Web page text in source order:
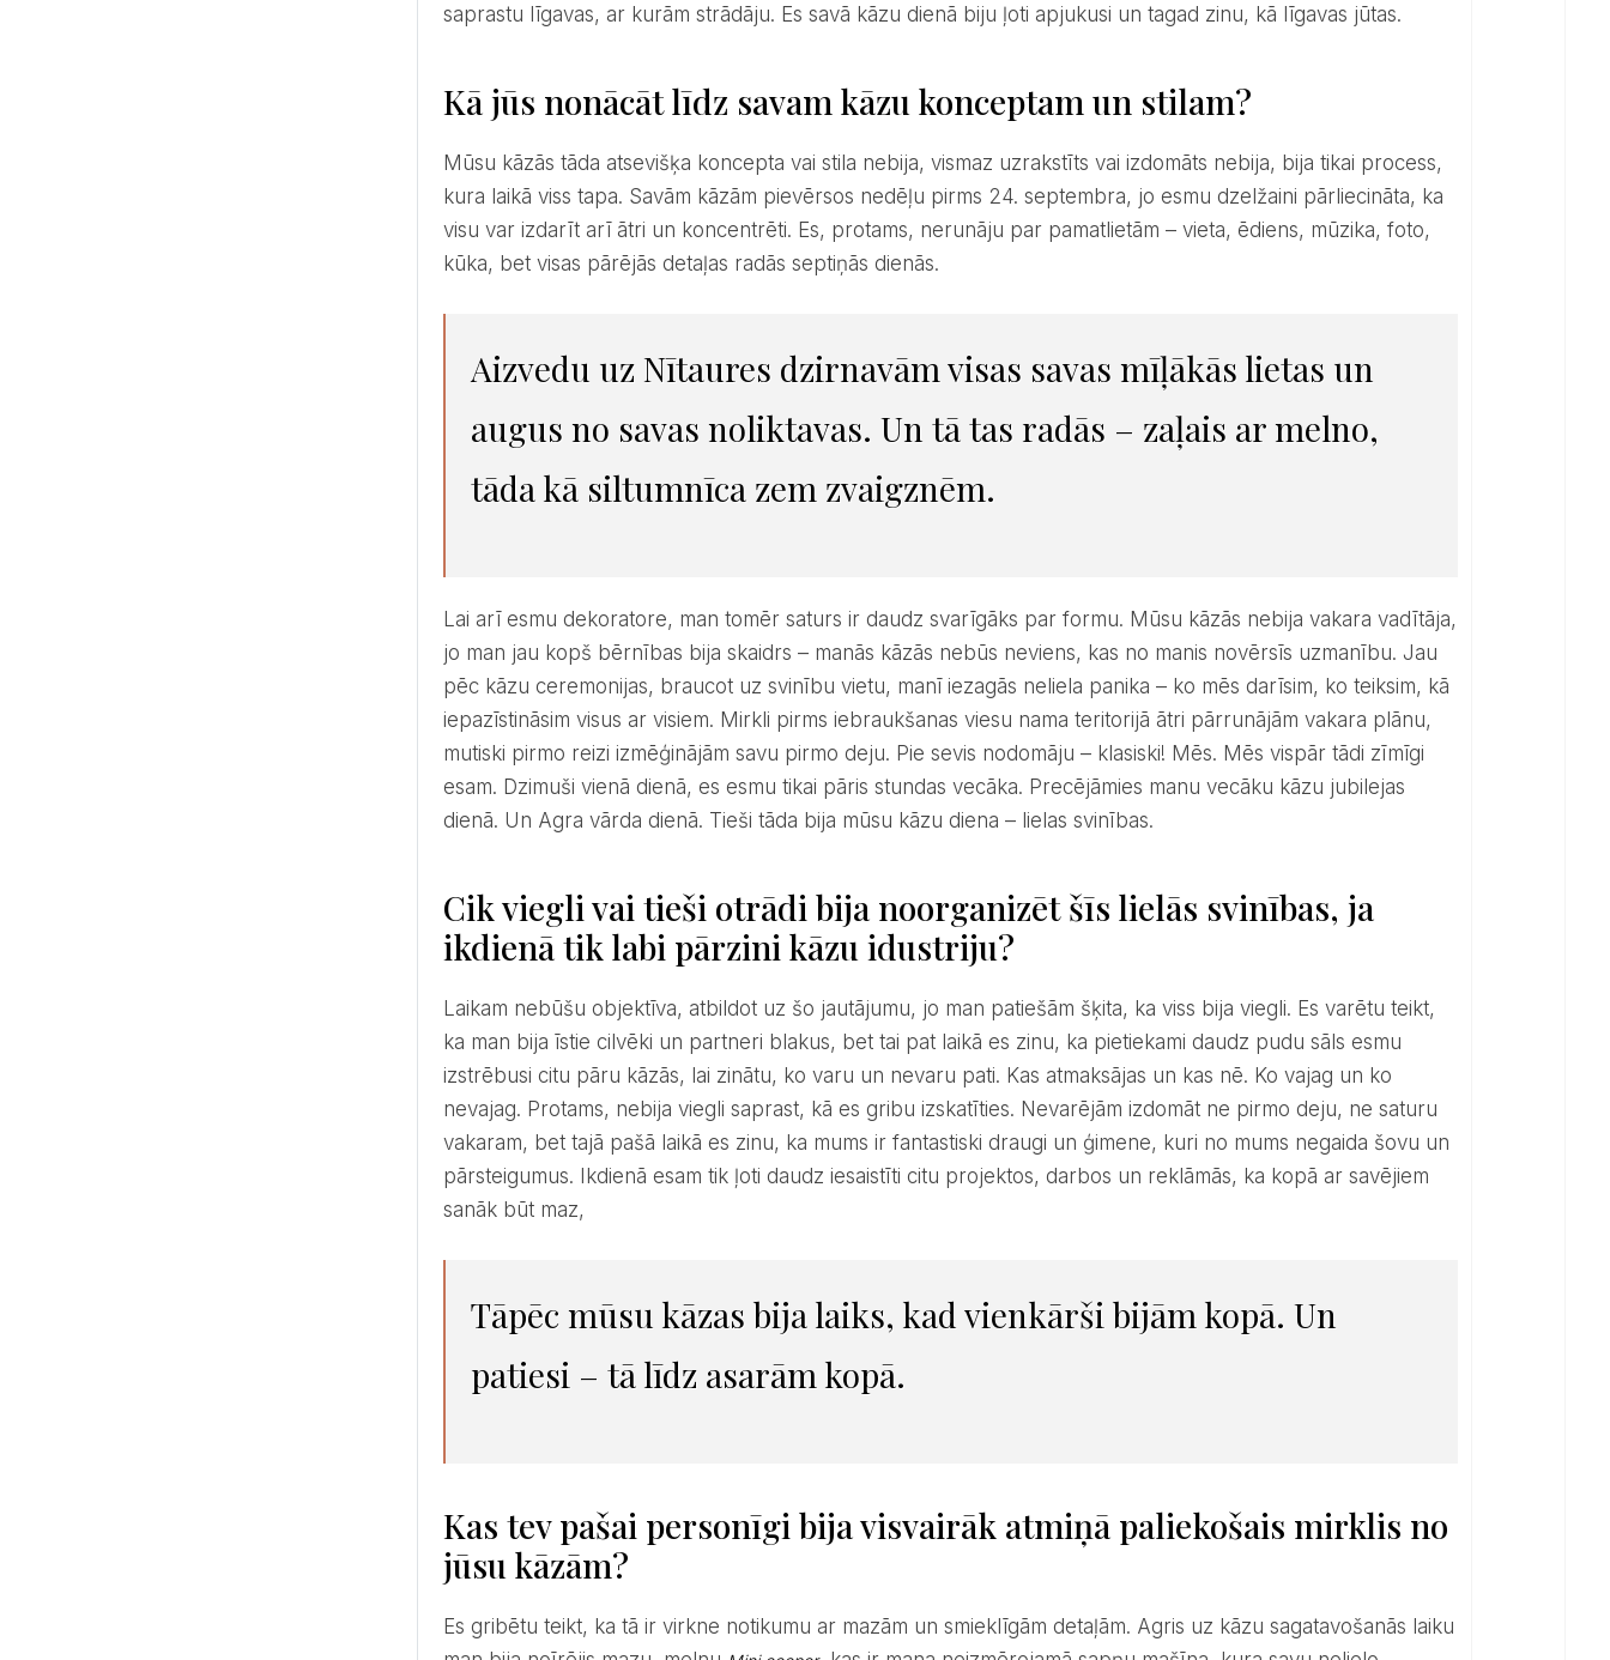
saprastu līgavas, ar kurām strādāju. Es savā kāzu dienā biju ļoti apjukusi un tagad zinu, kā līgavas jūtas.
Kā jūs nonācāt līdz savam kāzu konceptam un stilam?
Mūsu kāzās tāda atsevišķa koncepta vai stila nebija, vismaz uzrakstīts vai izdomāts nebija, bija tikai process,
kura laikā viss tapa. Savām kāzām pievērsos nedēļu pirms 24. septembra, jo esmu dzelžaini pārliecināta, ka
visu var izdarīt arī ātri un koncentrēti. Es, protams, nerunāju par pamatlietām – vieta, ēdiens, mūzika, foto,
kūka, bet visas pārējās detaļas radās septiņās dienās.
Aizvedu uz Nītaures dzirnavām visas savas mīļākās lietas un
augus no savas noliktavas. Un tā tas radās – zaļais ar melno,
tāda kā siltumnīca zem zvaigznēm.
Lai arī esmu dekoratore, man tomēr saturs ir daudz svarīgāks par formu. Mūsu kāzās nebija vakara vadītāja,
jo man jau kopš bērnības bija skaidrs – manās kāzās nebūs neviens, kas no manis novērsīs uzmanību. Jau
pēc kāzu ceremonijas, braucot uz svinību vietu, manī iezagās neliela panika – ko mēs darīsim, ko teiksim, kā
iepazīstināsim visus ar visiem. Mirkli pirms iebraukšanas viesu nama teritorijā ātri pārrunājām vakara plānu,
mutiski pirmo reizi izmēģinājām savu pirmo deju. Pie sevis nodomāju – klasiski! Mēs. Mēs vispār tādi zīmīgi
esam. Dzimuši vienā dienā, es esmu tikai pāris stundas vecāka. Precējāmies manu vecāku kāzu jubilejas
dienā. Un Agra vārda dienā. Tieši tāda bija mūsu kāzu diena – lielas svinības.
Cik viegli vai tieši otrādi bija noorganizēt šīs lielās svinības, ja
ikdienā tik labi pārzini kāzu idustriju?
Laikam nebūšu objektīva, atbildot uz šo jautājumu, jo man patiešām šķita, ka viss bija viegli. Es varētu teikt,
ka man bija īstie cilvēki un partneri blakus, bet tai pat laikā es zinu, ka pietiekami daudz pudu sāls esmu
izstrēbusi citu pāru kāzās, lai zinātu, ko varu un nevaru pati. Kas atmaksājas un kas nē. Ko vajag un ko
nevajag. Protams, nebija viegli saprast, kā es gribu izskatīties. Nevarējām izdomāt ne pirmo deju, ne saturu
vakaram, bet tajā pašā laikā es zinu, ka mums ir fantastiski draugi un ģimene, kuri no mums negaida šovu un
pārsteigumus. Ikdienā esam tik ļoti daudz iesaistīti citu projektos, darbos un reklāmās, ka kopā ar savējiem
sanāk būt maz,
tāpēc mūsu kāzas bija laiks, kad vienkārši bijām kopā. Un
patiesi – tā līdz asarām kopā.
Kas tev pašai personīgi bija visvairāk atmiņā paliekošais mirklis no
jūsu kāzām?
Es gribētu teikt, ka tā ir virkne notikumu ar mazām un smieklīgām detaļām. Agris uz kāzu sagatavošanās laiku